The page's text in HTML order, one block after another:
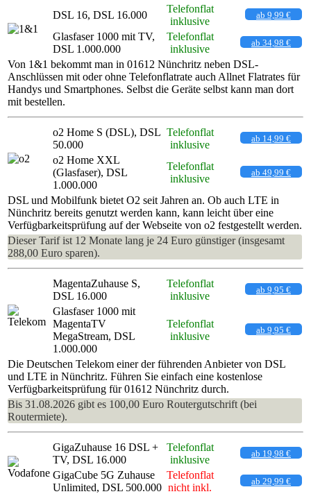
DSL 16, DSL 16.000
Telefonflat
inklusive
ab 9,99 €
Glasfaser 1000 mit TV,
DSL 1.000.000
Telefonflat
inklusive
ab 34,98 €
Von 1&1 bekommt man in 01612 Nünchritz neben DSL-
Anschlüssen mit oder ohne Telefonflatrate auch Allnet Flatrates für
Handys und Smartphones. Selbst die Geräte selbst kann man dort
mit bestellen.
o2 Home S (DSL), DSL
50.000
Telefonflat
inklusive
ab 14,99 €
o2 Home XXL
(Glasfaser), DSL
1.000.000
Telefonflat
inklusive
ab 49,99 €
DSL und Mobilfunk bietet O2 seit Jahren an. Ob auch LTE in
Nünchritz bereits genutzt werden kann, kann leicht über eine
Verfügbarkeitsprüfung auf der Webseite von o2 festgestellt werden.
Dieser Tarif ist 12 Monate lang je 24 Euro günstiger (insgesamt
288,00 Euro sparen).
MagentaZuhause S,
DSL 16.000
Telefonflat
inklusive
ab 9,95 €
Glasfaser 1000 mit
MagentaTV
MegaStream, DSL
1.000.000
Telefonflat
inklusive
ab 9,95 €
Die Deutschen Telekom einer der führenden Anbieter von DSL
und LTE in Nünchritz. Führen Sie einfach eine kostenlose
Verfügbarkeitsprüfung für 01612 Nünchritz durch.
Bis 31.08.2026 gibt es 100,00 Euro Routergutschrift (bei
Routermiete).
GigaZuhause 16 DSL +
TV, DSL 16.000
Telefonflat
inklusive
ab 19,98 €
GigaCube 5G Zuhause
Unlimited, DSL 500.000
Telefonflat
nicht inkl.
ab 29,99 €